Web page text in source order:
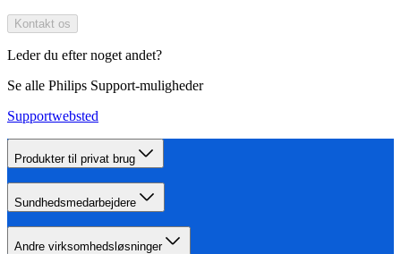
Kontakt os
Leder du efter noget andet?
Se alle Philips Support-muligheder
Supportwebsted
Produkter til privat brug
Sundhedsmedarbejdere
Andre virksomhedsløsninger